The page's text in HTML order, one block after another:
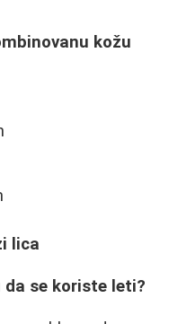
kožu
lica
da se koriste leti?